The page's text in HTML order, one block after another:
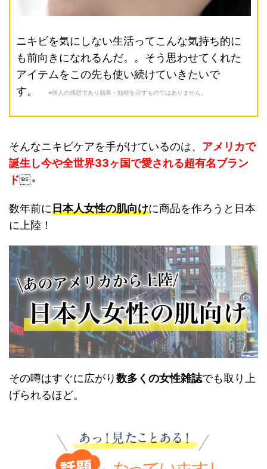
ニキビを気にしない生活ってこんな気持ち的に
も前向きになれるんだ。。そう思わせてくれた
アイテムをこの先も使い続けていきたいで
す。
※個人の感想であり効果・効能を示すものではありません。
そんなニキビケアを手がけているのは、 アメリカで
誕生し今や全世界33ヶ国で愛される超有名ブラン
ド。
数年前に日本人女性の肌向けに商品を作ろうと日本
に上陸！
その噂はすぐに広がり数多くの女性雑誌でも取り上
げられるほど。